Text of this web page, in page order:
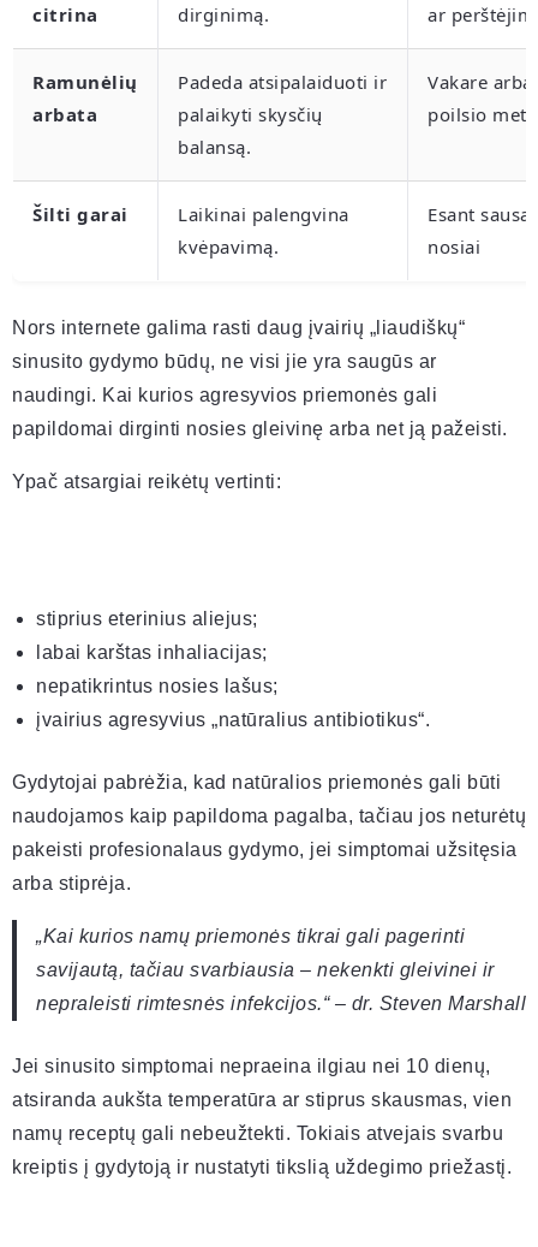
citrina
dirginimą.
ar
Ramunėlių
arbata
Padeda atsipalaiduoti ir
palaikyti skysčių
balansą.
Vakare arba
poilsio metu
Šilti garai
Laikinai palengvina
kvėpavimą.
Esant sausai
nosiai
Nors internete galima rasti daug įvairių „liaudiškų“
sinusito gydymo būdų, ne visi jie yra saugūs ar
naudingi. Kai kurios agresyvios priemonės gali
papildomai dirginti nosies gleivinę arba net ją pažeisti.
Ypač atsargiai reikėtų vertinti:
stiprius eterinius aliejus;
labai karštas inhaliacijas;
nepatikrintus nosies lašus;
įvairius agresyvius „natūralius antibiotikus“.
Gydytojai pabrėžia, kad natūralios priemonės gali būti
naudojamos kaip papildoma pagalba, tačiau jos neturėtų
pakeisti profesionalaus gydymo, jei simptomai užsitęsia
arba stiprėja.
„Kai kurios namų priemonės tikrai gali pagerinti
savijautą, tačiau svarbiausia – nekenkti gleivinei ir
nepraleisti rimtesnės infekcijos.“ – dr. Steven Marshall
Jei sinusito simptomai nepraeina ilgiau nei 10 dienų,
atsiranda aukšta temperatūra ar stiprus skausmas, vien
namų receptų gali nebeužtekti. Tokiais atvejais svarbu
kreiptis į gydytoją ir nustatyti tikslią uždegimo priežastį.